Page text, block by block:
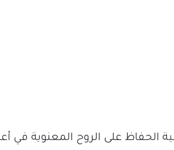
الحفاظ على الروح المعنوية في